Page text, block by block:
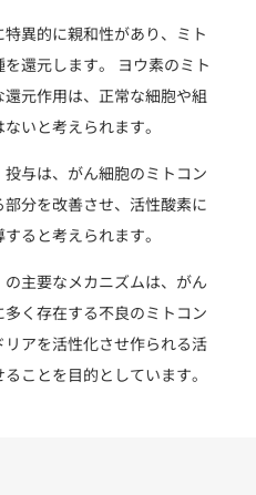
異的に親和性があり、ミト
還元します。 ヨウ素のミト
元作用は、正常な細胞や組
いと考えられます。
与は、がん細胞のミトコン
分を改善させ、活性酸素に
ると考えられます。
主要なメカニズムは、がん
く存在する不良のミトコン
アを活性化させ作られる活
ことを目的としています。